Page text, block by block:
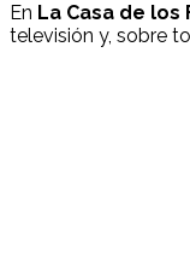
En La Casa de los
televisión y, sobre